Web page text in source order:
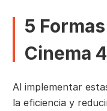
5
Cinema
Al implementar
la eficiencia y